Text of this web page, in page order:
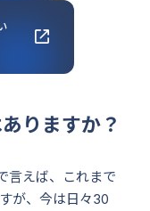
りますか？
言えば、これまで
が、今は日々30